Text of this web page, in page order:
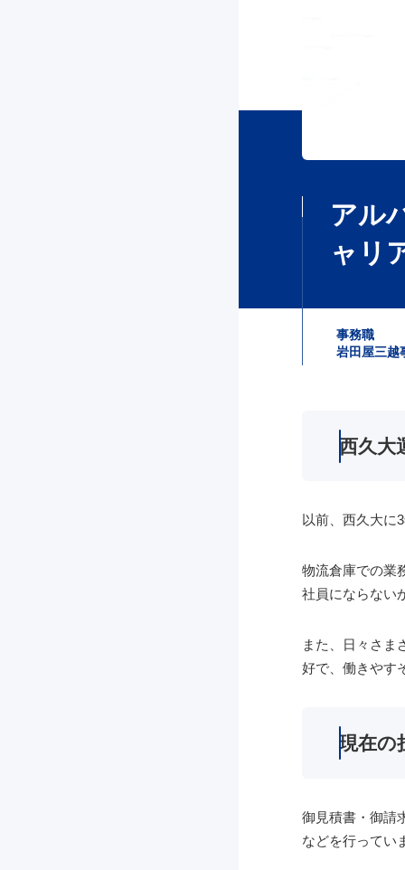
アル
ャリ
事務職
岩田屋三
西久大
以前、西久大に
物流倉庫での業
社員にならない
また、日々さま
好で、働きやす
現在の
御見積書・御請
などを行ってい